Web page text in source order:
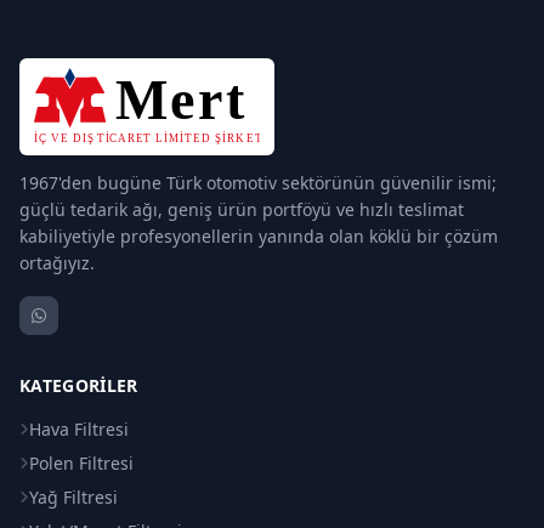
1967'den bugüne Türk otomotiv sektörünün güvenilir ismi;
güçlü tedarik ağı, geniş ürün portföyü ve hızlı teslimat
kabiliyetiyle profesyonellerin yanında olan köklü bir çözüm
ortağıyız.
KATEGORILER
Hava Filtresi
Polen Filtresi
Yağ Filtresi